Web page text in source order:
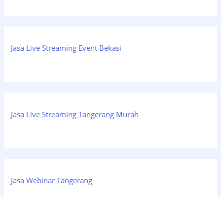
Jasa Live Streaming Event Bekasi
Jasa Live Streaming Tangerang Murah
Jasa Webinar Tangerang